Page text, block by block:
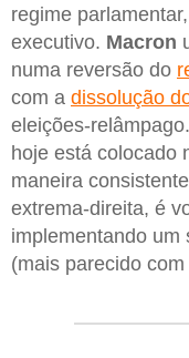
regime
executivo. Macron
numa reversão do
com a dissolução
eleições-
hoje está colocado
maneira
extrema-direita, é
implementando um
(mais parecido